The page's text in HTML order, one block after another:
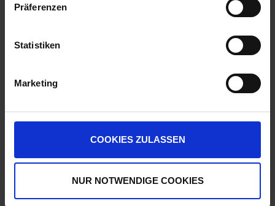
Präferenzen
Statistiken
Marketing
COOKIES ZULASSEN
NUR NOTWENDIGE COOKIES
IN DEN
ZUM PRODUKT
Nicht lieferbar
Flex erhältlich. (Atlantis Flex + Biopower)